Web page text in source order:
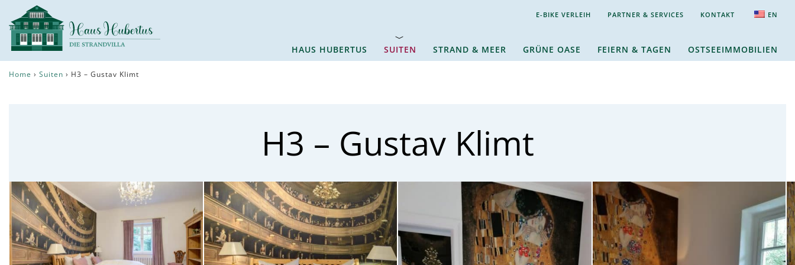
E-BIKE VERLEIH PARTNER & SERVICES KONTAKT EN
HAUS HUBERTUS SUITEN STRAND & MEER GRÜNE OASE FEIERN & TAGEN OSTSEEIMMOBILIEN
Home › Suiten › H3 – Gustav Klimt
H3 – Gustav Klimt